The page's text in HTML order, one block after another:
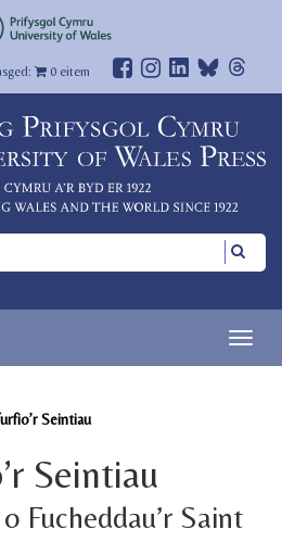
0eitem
Seintiau
Seintiau
Fucheddau’r Saint